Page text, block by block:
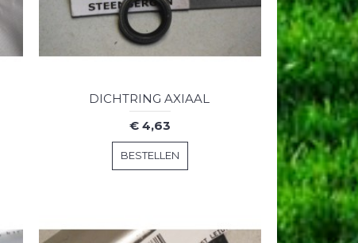
DICHTRING AXIAAL
€ 4,63
BESTELLEN